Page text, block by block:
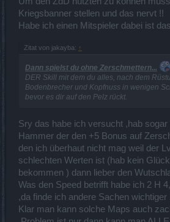
Kriegsbanner stellen und das nervt !!
Habe ich einen Mitspieler dabei ist
Zitat von jakayba: ↑
Dann spielst du ohne Zerschmettern...
DER Skill mit dem du alles, nach dem
Bodenbrecher und Kopfnuss in wenigen
bevor es dir auf den Pelz rückt.
Sry das habe ich versucht ,hab
Hammer der den +5 Bonus auf
den ich überhaut nicht mag weil der
schlechten Werten ist (hab kein
bekommen ) dann lieber den
Was den Speed betrifft habe ich 2 H
,da finde ich andere Sachen wichtiger
Klar man kann solche Maps auch